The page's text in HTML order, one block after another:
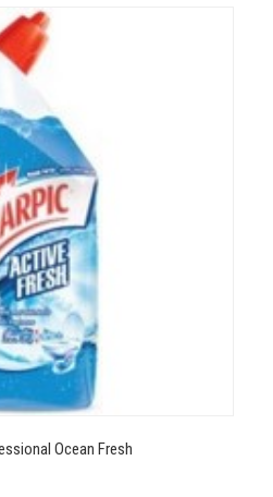
Ocean Fresh